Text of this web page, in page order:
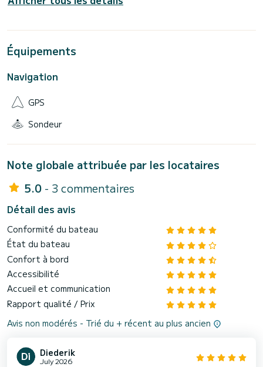
Équipements
Navigation
GPS
Sondeur
Note globale attribuée par les locataires
5.0 - 3 commentaires
Détail des avis
Conformité du bateau
État du bateau
Confort à bord
Accessibilité
Accueil et communication
Rapport qualité / Prix
Avis non modérés - Trié du + récent au plus ancien
Diederik
July 2026